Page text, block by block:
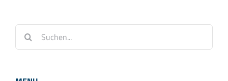
nach: